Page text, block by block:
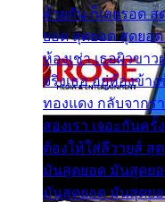
ด้วยกัน ก็เลยรอด
ยอด สุดยอด สุดยอ
ห้องเช่า เธอผิวขา
จริงเธอ อยู่ห้องข้า
ทองแดง กลับจากร
สองเรา เจอะกันครั้
ต้องให้ใส่ลีวายส์
มันสุดยอด มันสุดย
มันสุดยอด มันสุดย